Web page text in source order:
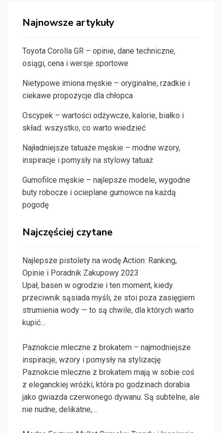
Najnowsze artykuły
Toyota Corolla GR – opinie, dane techniczne,
osiągi, cena i wersje sportowe
Nietypowe imiona męskie – oryginalne, rzadkie i
ciekawe propozycje dla chłopca
Oscypek – wartości odżywcze, kalorie, białko i
skład: wszystko, co warto wiedzieć
Najładniejsze tatuaże męskie – modne wzory,
inspiracje i pomysły na stylowy tatuaż
Gumofilce męskie – najlepsze modele, wygodne
buty robocze i ocieplane gumowce na każdą
pogodę
Najczęściej czytane
Najlepsze pistolety na wodę Action: Ranking,
Opinie i Poradnik Zakupowy 2023
Upał, basen w ogrodzie i ten moment, kiedy
przeciwnik sąsiada myśli, że stoi poza zasięgiem
strumienia wody — to są chwile, dla których warto
kupić…
Paznokcie mleczne z brokatem – najmodniejsze
inspiracje, wzory i pomysły na stylizację
Paznokcie mleczne z brokatem mają w sobie coś
z eleganckiej wróżki, która po godzinach dorabia
jako gwiazda czerwonego dywanu. Są subtelne, ale
nie nudne, delikatne,…